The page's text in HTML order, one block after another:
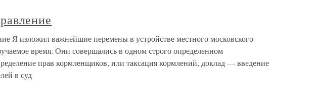
Я изложил важнейшие перемены в устройстве местного московского
время. Они совершались в одном строго определенном
прав кормленщиков, или таксация кормлений, доклад — введение
в суд